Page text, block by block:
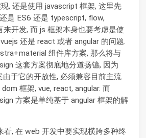
, 还是使用 javascript 框架, 这里先
是 ES6 还是 typescript, flow,
开发, 而 js 框架本身也要考虑是使
还是 react 或者 angular 的问题.
组件库方案, 那么将与
这套方案彻底地分道扬镳, 因为
于它的开放性, 必须兼容目前主流
框架, vue, react, angular. 而
方案是单纯基于 angular 框架的解
看, 在 web 开发中要实现横跨多种终